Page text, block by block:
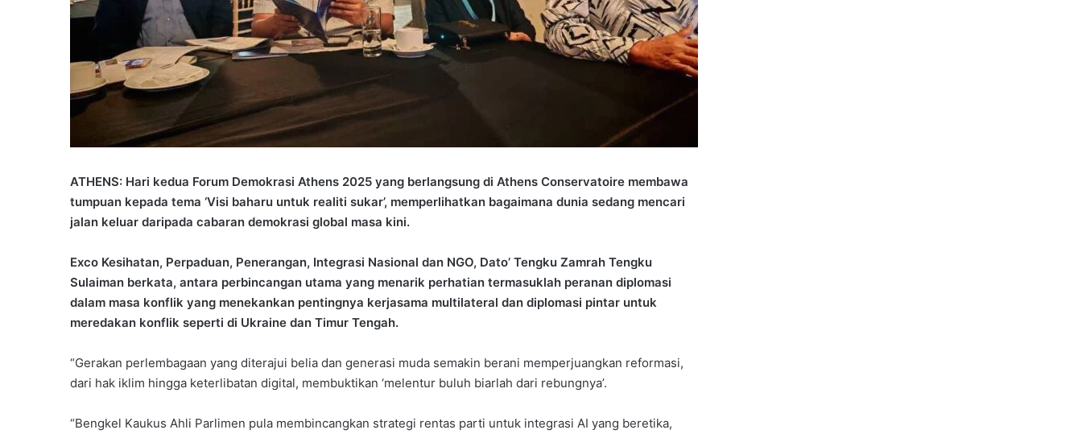
ATHENS: Hari kedua Forum Demokrasi Athens 2025 yang berlangsung di Athens Conservatoire membawa
tumpuan kepada tema ‘Visi baharu untuk realiti sukar’, memperlihatkan bagaimana dunia sedang mencari
jalan keluar daripada cabaran demokrasi global masa kini.
Exco Kesihatan, Perpaduan, Penerangan, Integrasi Nasional dan NGO, Dato’ Tengku Zamrah Tengku
Sulaiman berkata, antara perbincangan utama yang menarik perhatian termasuklah peranan diplomasi
dalam masa konflik yang menekankan pentingnya kerjasama multilateral dan diplomasi pintar untuk
meredakan konflik seperti di Ukraine dan Timur Tengah.
“Gerakan perlembagaan yang diterajui belia dan generasi muda semakin berani memperjuangkan reformasi,
dari hak iklim hingga keterlibatan digital, membuktikan ‘melentur buluh biarlah dari rebungnya’.
“Bengkel Kaukus Ahli Parlimen pula membincangkan strategi rentas parti untuk integrasi AI yang beretika,